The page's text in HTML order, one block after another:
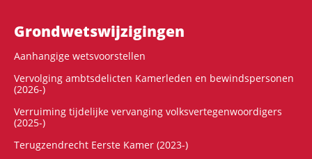
Grondwets­wijzigingen
Aanhangige wetsvoorstellen
Vervolging ambtsdelicten Kamerleden en bewindspersonen
(2026-)
Verruiming tijdelijke vervanging volksvertegenwoordigers
(2025-)
Terugzendrecht Eerste Kamer (2023-)